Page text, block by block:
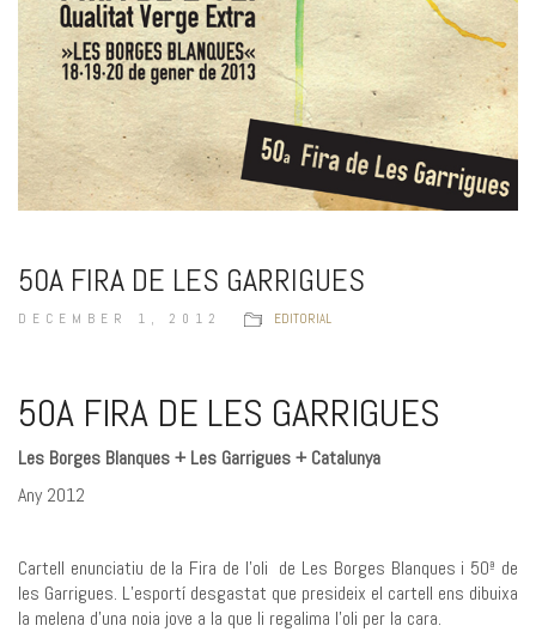
50A FIRA DE LES GARRIGUES
DECEMBER 1, 2012 EDITORIAL
50A FIRA DE LES GARRIGUES
Les Borges Blanques + Les Garrigues + Catalunya
Any 2012
Cartell enunciatiu de la Fira de l’oli de Les Borges Blanques i 50ª de
les Garrigues. L’esportí desgastat que presideix el cartell ens dibuixa
la melena d’una noia jove a la que li regalima l’oli per la cara.